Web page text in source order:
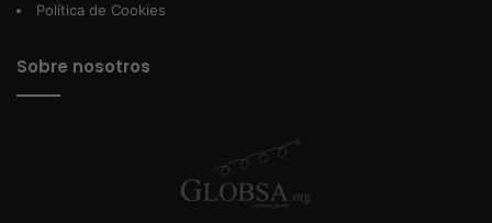
Política de Cookies
Sobre nosotros